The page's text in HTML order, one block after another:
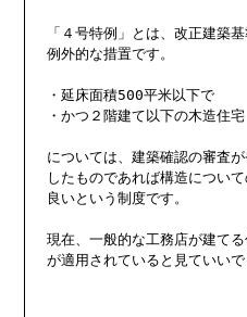
「４号特例」とは、改正建築
例外的な措置です。
・延床面積500平米以下で
・かつ２階建て以下の木造住宅
については、建築確認の審査
したものであれば構造につい
良いという制度です。
現在、一般的な工務店が建て
が適用されていると見ていいで